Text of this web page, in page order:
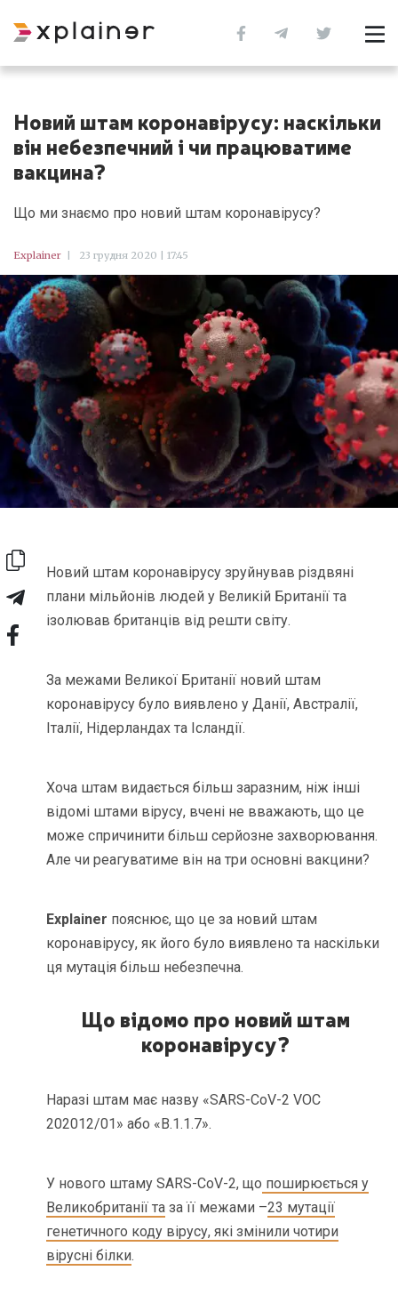
Новий штам коронавірусу: наскільки
він небезпечний і чи працюватиме
вакцина?
Що ми знаємо про новий штам коронавірусу?
Explainer 23 грудня 2020 | 17:45
Новий штам коронавірусу зруйнував різдвяні
плани мільйонів людей у Великій Британії та
ізолював британців від решти світу.
За межами Великої Британії новий штам
коронавірусу було виявлено у Данії, Австралії,
Італії, Нідерландах та Ісландії.
Хоча штам видається більш заразним, ніж інші
відомі штами вірусу, вчені не вважають, що це
може спричинити більш серйозне захворювання.
Але чи реагуватиме він на три основні вакцини?
Explainer пояснює, що це за новий штам
коронавірусу, як його було виявлено та наскільки
ця мутація більш небезпечна.
Що відомо про новий штам
коронавірусу?
Наразі штам має назву «SARS-CoV-2 VOC
202012/01» або «B.1.1.7».
У нового штаму SARS-CoV-2, що поширюється у
Великобританії та за її межами –23 мутації
генетичного коду вірусу, які змінили чотири
вірусні білки.